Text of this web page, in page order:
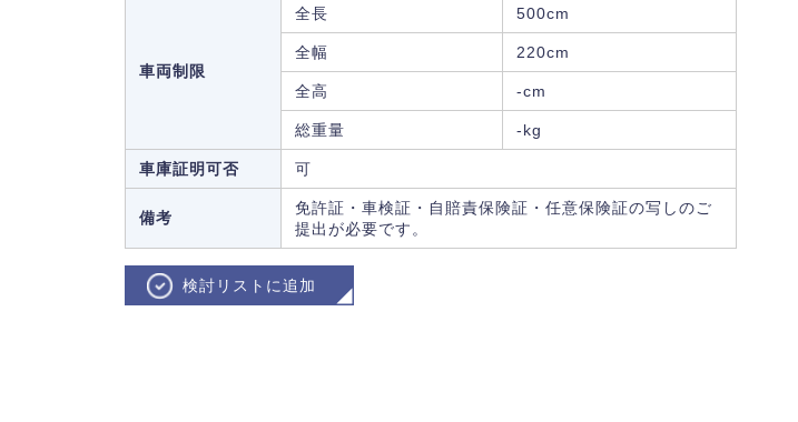
車両制限
全長 500cm
全幅 220cm
全高 -cm
総重量 -kg
車庫証明可否 可
備考
免許証・車検証・自賠責保険証・任意保険証の写しのご
提出が必要です。
検討リストに追加